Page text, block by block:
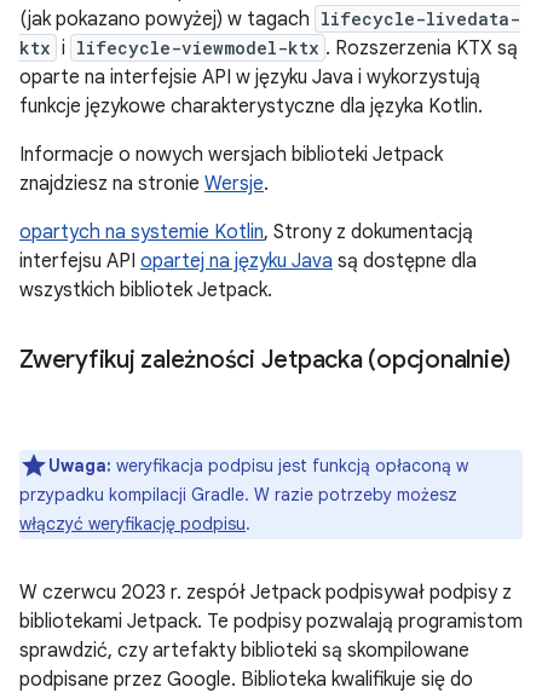
(jak pokazano powyżej) w tagach lifecycle-livedata-
ktx i lifecycle-viewmodel-ktx . Rozszerzenia KTX są
oparte na interfejsie API w języku Java i wykorzystują
funkcje językowe charakterystyczne dla języka Kotlin.
Informacje o nowych wersjach biblioteki Jetpack
znajdziesz na stronie Wersje.
opartych na systemie Kotlin, Strony z dokumentacją
interfejsu API opartej na języku Java są dostępne dla
wszystkich bibliotek Jetpack.
Zweryfikuj zależności Jetpacka (opcjonalnie)
Uwaga: weryfikacja podpisu jest funkcją opłaconą w
przypadku kompilacji Gradle. W razie potrzeby możesz
włączyć weryfikację podpisu.
W czerwcu 2023 r. zespół Jetpack podpisywał podpisy z
bibliotekami Jetpack. Te podpisy pozwalają programistom
sprawdzić, czy artefakty biblioteki są skompilowane
podpisane przez Google. Biblioteka kwalifikuje się do